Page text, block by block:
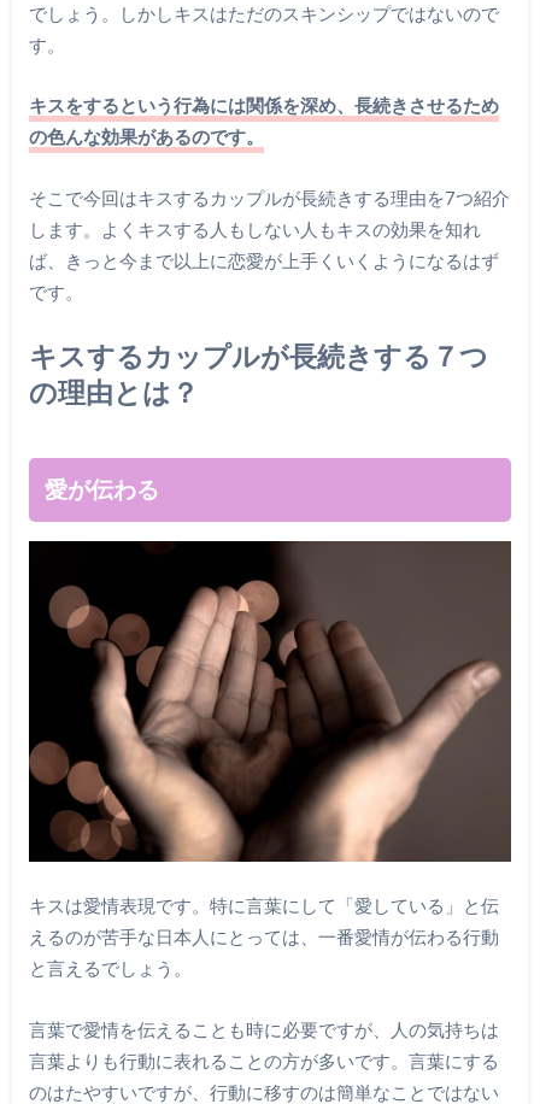
でしょう。しかしキスはただのスキンシップではないので
す。
キスをするという行為には関係を深め、長続きさせるため
の色んな効果があるのです。
そこで今回はキスするカップルが長続きする理由を7つ紹介
します。よくキスする人もしない人もキスの効果を知れ
ば、きっと今まで以上に恋愛が上手くいくようになるはず
です。
キスするカップルが長続きする７つ
の理由とは？
愛が伝わる
キスは愛情表現です。特に言葉にして「愛している」と伝
えるのが苦手な日本人にとっては、一番愛情が伝わる行動
と言えるでしょう。
言葉で愛情を伝えることも時に必要ですが、人の気持ちは
言葉よりも行動に表れることの方が多いです。言葉にする
のはたやすいですが、行動に移すのは簡単なことではない